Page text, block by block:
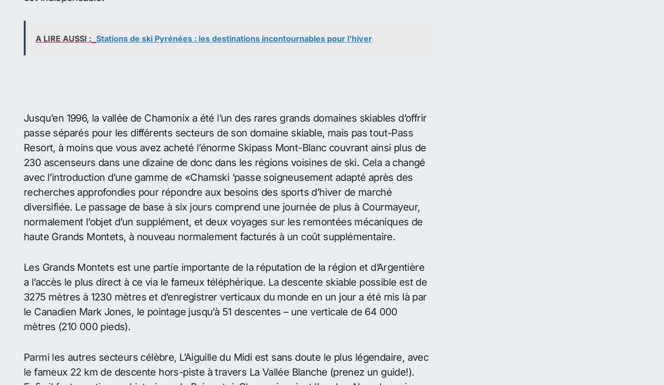
A LIRE AUSSI : Stations de ski Pyrénées : les destinations incontournables pour l'hiver
Jusqu’en 1996, la vallée de Chamonix a été l’un des rares grands domaines skiables d’offrir
passe séparés pour les différents secteurs de son domaine skiable, mais pas tout-Pass
Resort, à moins que vous avez acheté l’énorme Skipass Mont-Blanc couvrant ainsi plus de
230 ascenseurs dans une dizaine de donc dans les régions voisines de ski. Cela a changé
avec l’introduction d’une gamme de «Chamski ‘passe soigneusement adapté après des
recherches approfondies pour répondre aux besoins des sports d’hiver de marché
diversifiée. Le passage de base à six jours comprend une journée de plus à Courmayeur,
normalement l’objet d’un supplément, et deux voyages sur les remontées mécaniques de
haute Grands Montets, à nouveau normalement facturés à un coût supplémentaire.
Les Grands Montets est une partie importante de la réputation de la région et d’Argentière
a l’accès le plus direct à ce via le fameux téléphérique. La descente skiable possible est de
3275 mètres à 1230 mètres et d’enregistrer verticaux du monde en un jour a été mis là par
le Canadien Mark Jones, le pointage jusqu’à 51 descentes – une verticale de 64 000
mètres (210 000 pieds).
Parmi les autres secteurs célèbre, L’Aiguille du Midi est sans doute le plus légendaire, avec
le fameux 22 km de descente hors-piste à travers La Vallée Blanche (prenez un guide!).